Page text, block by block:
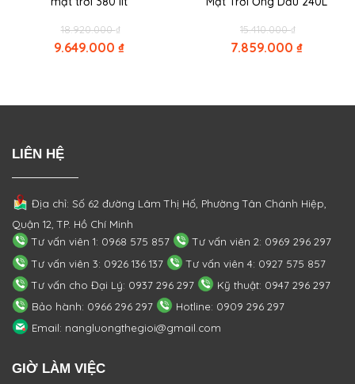
18.920.000₫Original
price
was:
9.649.000 ₫
15.410.000₫Original
price
was:
7.859.000 ₫
LIÊN HỆ
Địa chỉ: Số 62 đường Lâm Thị Hố, PhườngTân Chánh Hiệp,
Quận 12, TP. Hồ Chí Minh
Tư vấn viên 1: 0968 575 857
Tư vấn viên 2: 0969 296 297
Tư vấn viên 3: 0926 136 137
Tư vấn viên 4: 0927 575 857
Tư vấn cho Đại Lý: 0937 296 297
Kỹ thuật: 0947 296 297
Bảo hành: 0966 296 297
Hotline: 0909 296 297
Email: nangluongthegioi@gmail.com
GIỜ LÀM VIỆC